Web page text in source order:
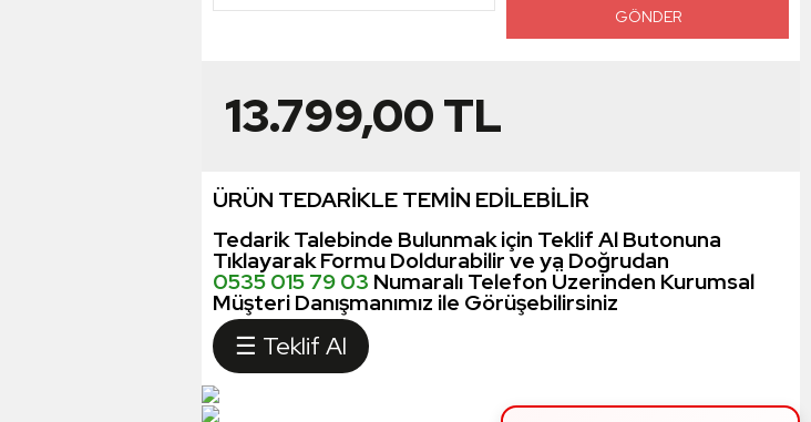
13.799,00TL
ÜRÜN TEDARİKLE TEMİN EDİLEBİLİR
Tedarik Talebinde Bulunmak için Teklif Al Butonuna
Tıklayarak Formu Doldurabilir ve ya Doğrudan
0535 015 79 03 Numaralı Telefon Üzerinden Kurumsal
Müşteri Danışmanımız ile Görüşebilirsiniz
☰ Teklif Al